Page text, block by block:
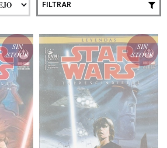
FILTRAR
SIN
STOCK
SIN
STOCK